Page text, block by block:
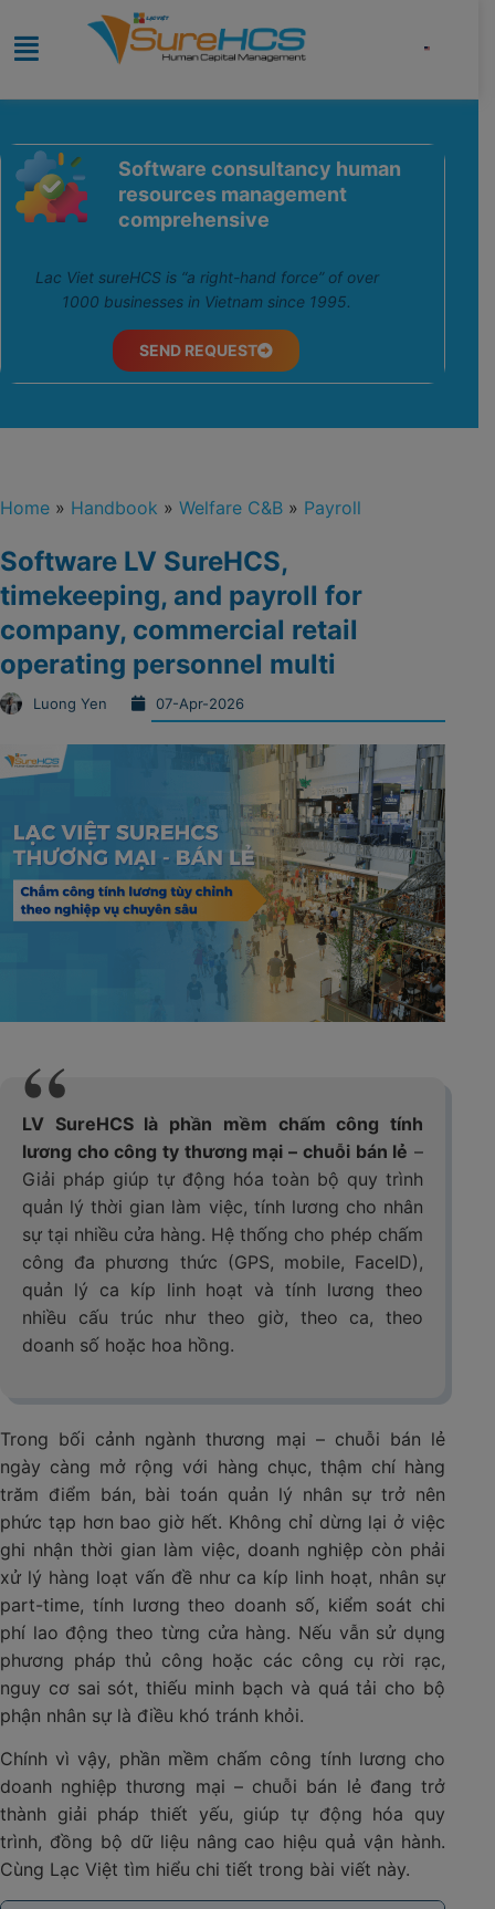
Software consultancy human
resources management
comprehensive
Lac Viet sureHCS is “a right-hand force” of over
1000 businesses in Vietnam since 1995.
SEND REQUEST
Home » Handbook » Welfare C&B » Payroll
Software LV SureHCS,
timekeeping, and payroll for
company, commercial retail
operating personnel multi
Luong Yen 07-Apr-2026
LV SureHCS là phần mềm chấm công tính
lương cho công ty thương mại – chuỗi bán lẻ –
Giải pháp giúp tự động hóa toàn bộ quy trình
quản lý thời gian làm việc, tính lương cho nhân
sự tại nhiều cửa hàng. Hệ thống cho phép chấm
công đa phương thức (GPS, mobile, FaceID),
quản lý ca kíp linh hoạt và tính lương theo
nhiều cấu trúc như theo giờ, theo ca, theo
doanh số hoặc hoa hồng.
Trong bối cảnh ngành thương mại – chuỗi bán lẻ
ngày càng mở rộng với hàng chục, thậm chí hàng
trăm điểm bán, bài toán quản lý nhân sự trở nên
phức tạp hơn bao giờ hết. Không chỉ dừng lại ở việc
ghi nhận thời gian làm việc, doanh nghiệp còn phải
xử lý hàng loạt vấn đề như ca kíp linh hoạt, nhân sự
part-time, tính lương theo doanh số, kiểm soát chi
phí lao động theo từng cửa hàng. Nếu vẫn sử dụng
phương pháp thủ công hoặc các công cụ rời rạc,
nguy cơ sai sót, thiếu minh bạch và quá tải cho bộ
phận nhân sự là điều khó tránh khỏi.
Chính vì vậy, phần mềm chấm công tính lương cho
doanh nghiệp thương mại – chuỗi bán lẻ đang trở
thành giải pháp thiết yếu, giúp tự động hóa quy
trình, đồng bộ dữ liệu nâng cao hiệu quả vận hành.
Cùng Lạc Việt tìm hiểu chi tiết trong bài viết này.